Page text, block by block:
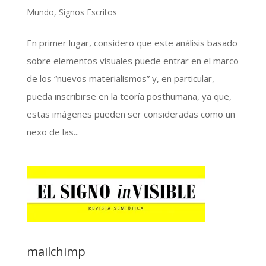
Mundo, Signos Escritos
En primer lugar, considero que este análisis basado
sobre elementos visuales puede entrar en el marco
de los “nuevos materialismos” y, en particular,
pueda inscribirse en la teoría posthumana, ya que,
estas imágenes pueden ser consideradas como un
nexo de las...
mailchimp